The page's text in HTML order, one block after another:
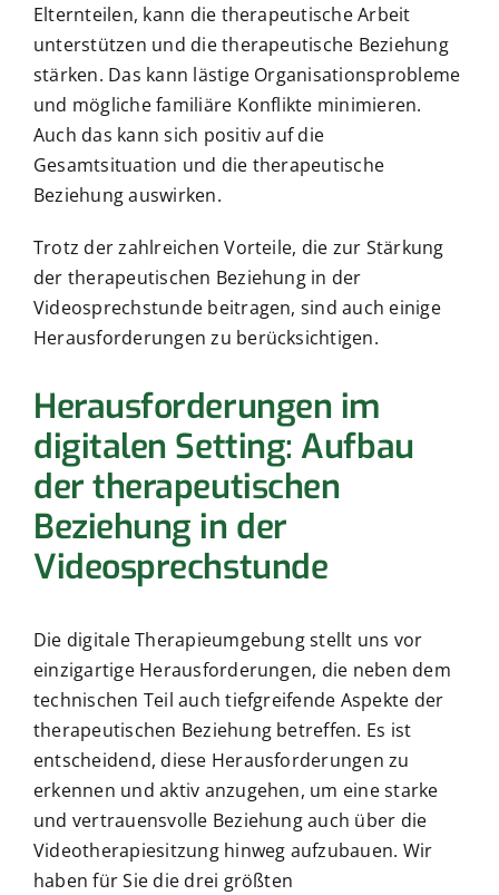
Elternteilen, kann die therapeutische Arbeit
unterstützen und die therapeutische Beziehung
stärken. Das kann lästige Organisationsprobleme
und mögliche familiäre Konflikte minimieren.
Auch das kann sich positiv auf die
Gesamtsituation und die therapeutische
Beziehung auswirken.
Trotz der zahlreichen Vorteile, die zur Stärkung
der therapeutischen Beziehung in der
Videosprechstunde beitragen, sind auch einige
Herausforderungen zu berücksichtigen.
Herausforderungen im
digitalen Setting: Aufbau
der therapeutischen
Beziehung in der
Videosprechstunde
Die digitale Therapieumgebung stellt uns vor
einzigartige Herausforderungen, die neben dem
technischen Teil auch tiefgreifende Aspekte der
therapeutischen Beziehung betreffen. Es ist
entscheidend, diese Herausforderungen zu
erkennen und aktiv anzugehen, um eine starke
und vertrauensvolle Beziehung auch über die
Videotherapiesitzung hinweg aufzubauen. Wir
haben für Sie die drei größten